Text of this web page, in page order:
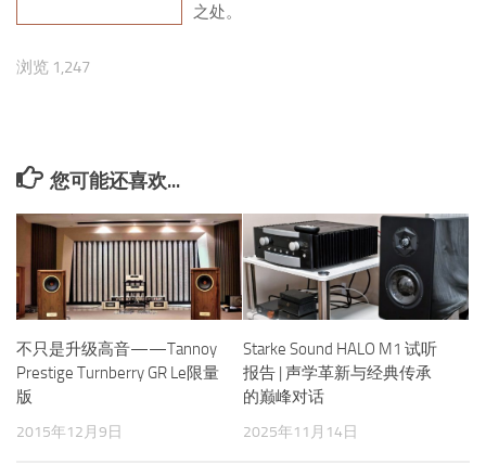
之处。
浏览 1,247
您可能还喜欢...
不只是升级高音——Tannoy
Prestige Turnberry GR Le限量
版
2015年12月9日
Starke Sound HALO M1 试听
报告 | 声学革新与经典传承
的巅峰对话
2025年11月14日